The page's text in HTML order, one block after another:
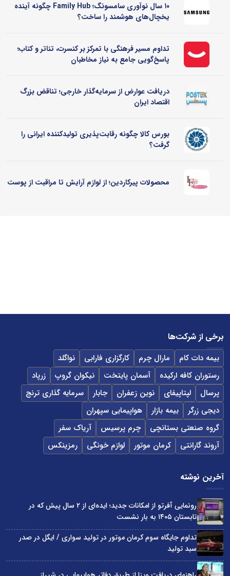
۱۰ سال نوآوری سامسونگ؛ Family Hub چگونه آینده
یخچال‌های هوشمند را ساخت؟
تداوم مسیر فرهنگی با تمرکز بر کنسرت، تئاتر و کتاب؛
پاسخ‌گویی جامع به نیاز مخاطبان
دریافت عوارض از سرمایه‌گذار خارجی؛ تناقض بزرگ
اقتصاد ایران
بورس کالا چگونه رقابت‌پذیری تولیدکننده ایرانی را
گرفت؟
محصولات پیرکاردین؛ از لوازم آرایش تا مراقبت از پوست
برخی از شرکت‌ها
بیمه دات کام مارال چرم کارگزاری فارابی
نواگلد
رستوران کافه ارکیده
آسمان پایتخت نیکوان گروپ
زرپاد
پرسال
لپتاپیفای نوین زعفران جابار
سرمایه گذاری ترنج
دیجی زرگر
بیمه بازار
هواپیمایی سپهران
گروه صنعتی بستانچی
چرم پرسیس
آریاک سفر
آروند گارانتی
کرمان موتور لوازم خونگی رمزینکس
آخرین نوشته
رونمایی آفرتو از امکانات جدید؛ ایده‌ای از ۲ سال پیش که در
تابستان ۱۴۰۵ به بار نشست
تداوم جایگاه سوم کرمان موتور در تولید سواری / ایگل در صدر
سبد تولید